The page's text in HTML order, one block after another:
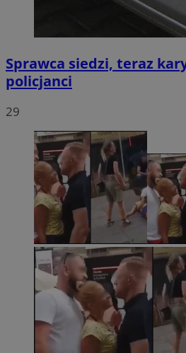
Sprawca siedzi, teraz
policjanci
29